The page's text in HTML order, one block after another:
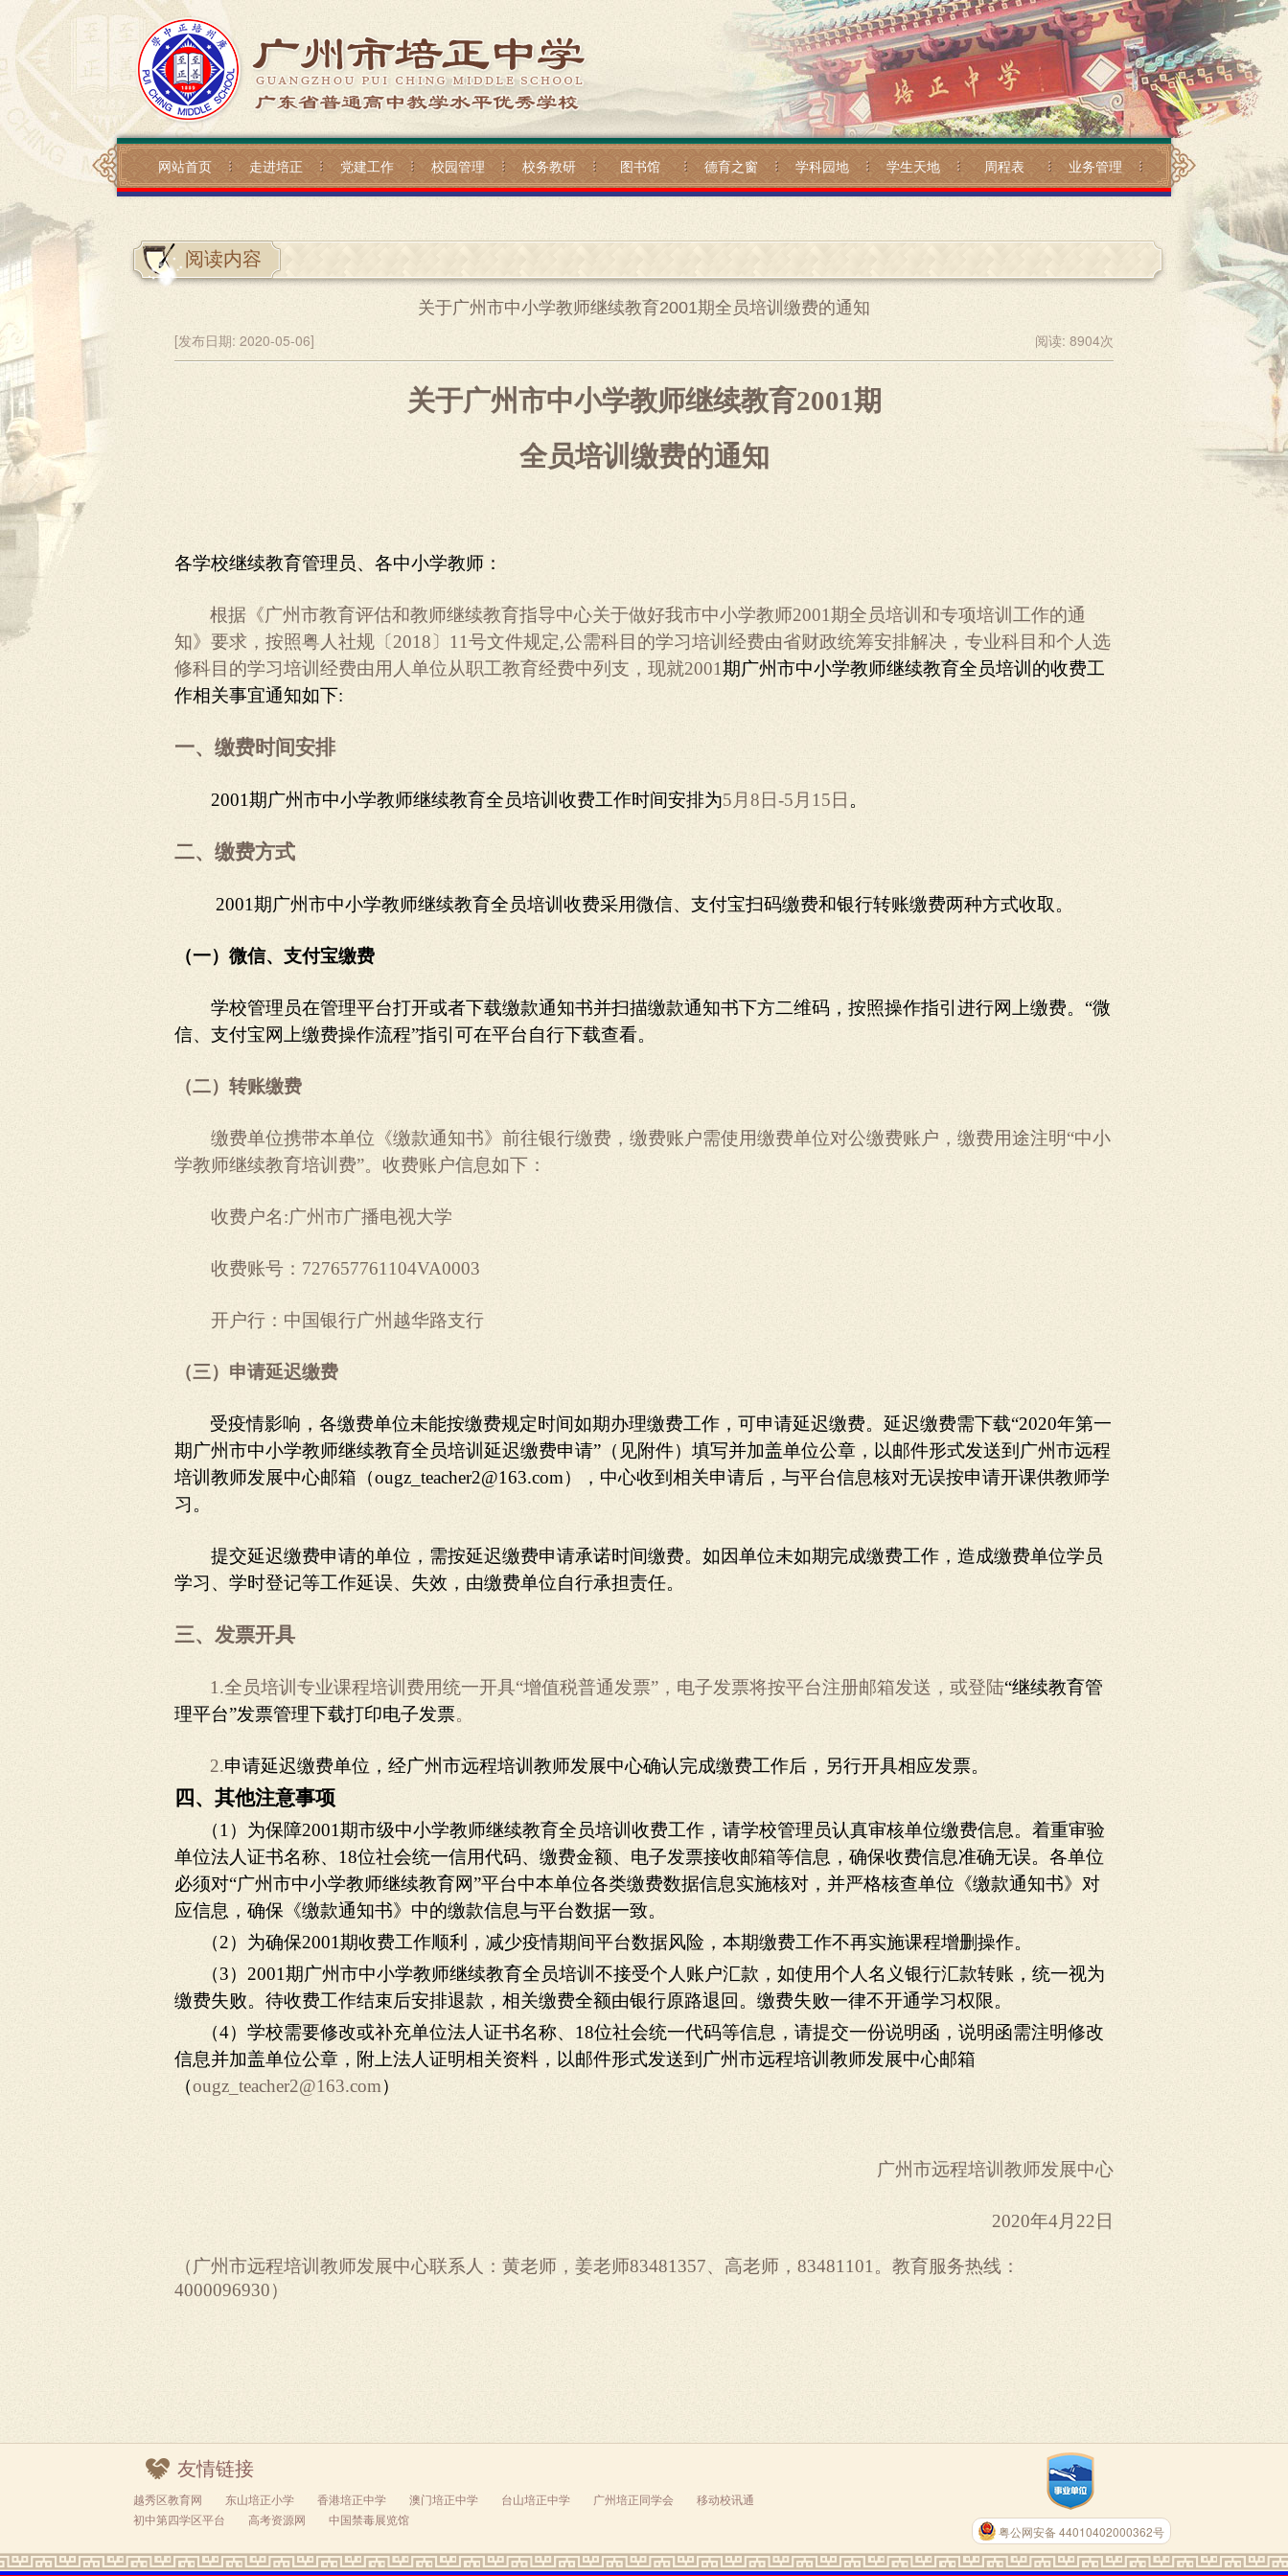
网站首页 走进培正 党建工作 校园管理 校务教研 图书馆 德育之窗 学科园地 学生天地 周程表 业务管理
阅读内容
关于广州市中小学教师继续教育2001期全员培训缴费的通知
[发布日期: 2020-05-06] 阅读: 8904次
关于广州市中小学教师继续教育2001期
全员培训缴费的通知
各学校继续教育管理员、各中小学教师：
根据《广州市教育评估和教师继续教育指导中心关于做好我市中小学教师2001期全员培训和专项培训工作的通
知》要求，按照粤人社规〔2018〕11号文件规定,公需科目的学习培训经费由省财政统筹安排解决，专业科目和个人选
修科目的学习培训经费由用人单位从职工教育经费中列支，现就2001期广州市中小学教师继续教育全员培训的收费工
作相关事宜通知如下:
一、缴费时间安排
2001期广州市中小学教师继续教育全员培训收费工作时间安排为5 月8日-5月15日 。
二、缴费方式
2001期广州市中小学教师继续教育全员培训收费采用微信、支付宝扫码缴费和银行转账缴费两种方式收取。
（一）微信、支付宝缴费
学校管理员在管理平台打开或者下载缴款通知书并扫描缴款通知书下方二维码，按照操作指引进行网上缴费。“微
信、支付宝网上缴费操作流程”指引可在平台自行下载查看。
（二）转账缴费
缴费单位携带本单位《缴款通知书》前往银行缴费，缴费账户需使用缴费单位对公缴费账户，缴费用途注明“中小
学教师继续教育培训费”。收费账户信息如下：
收费户名:广州市广播电视大学
收费账号：727657761104VA0003
开户行：中国银行广州越华路支行
（三）申请延迟缴费
受疫情影响，各缴费单位未能按缴费规定时间如期办理缴费工作，可申请延迟缴费。延迟缴费需下载“2020年第一
期广州市中小学教师继续教育全员培训延迟缴费申请”（见附件）填写并加盖单位公章，以邮件形式发送到广州市远程
培训教师发展中心邮箱（ougz_teacher2@163.com），中心收到相关申请后，与平台信息核对无误按申请开课供教师学
习。
提交延迟缴费申请的单位，需按延迟缴费申请承诺时间缴费。如因单位未如期完成缴费工作，造成缴费单位学员
学习、学时登记等工作延误、失效，由缴费单位自行承担责任。
三、发票开具
1.全员培训专业课程培训费用统一开具“增值税普通发票”，电子发票将按平台注册邮箱发送，或登陆“继续教育管
理平台”发票管理下载打印电子发票。
2.申请延迟缴费单位，经广州市远程培训教师发展中心确认完成缴费工作后，另行开具相应发票。
四、其他注意事项
（1）为保障2001期市级中小学教师继续教育全员培训收费工作，请学校管理员认真审核单位缴费信息。着重审验
单位法人证书名称、18位社会统一信用代码、缴费金额、电子发票接收邮箱等信息，确保收费信息准确无误。各单位
必须对“广州市中小学教师继续教育网”平台中本单位各类缴费数据信息实施核对，并严格核查单位《缴款通知书》对
应信息，确保《缴款通知书》中的缴款信息与平台数据一致。
（2）为确保2001期收费工作顺利，减少疫情期间平台数据风险，本期缴费工作不再实施课程增删操作。
（3）2001期广州市中小学教师继续教育全员培训不接受个人账户汇款，如使用个人名义银行汇款转账，统一视为
缴费失败。待收费工作结束后安排退款，相关缴费全额由银行原路退回。缴费失败一律不开通学习权限。
（4）学校需要修改或补充单位法人证书名称、18位社会统一代码等信息，请提交一份说明函，说明函需注明修改
信息并加盖单位公章，附上法人证明相关资料，以邮件形式发送到广州市远程培训教师发展中心邮箱
（ougz_teacher2@163.com）
广州市远程培训教师发展中心
2020年4月22 日
（广州市远程培训教师发展中心联系人：黄老师，姜老师83481357、高老师，83481101。教育服务热线：
4000096930）
友情链接
越秀区教育网 东山培正小学 香港培正中学 澳门培正中学 台山培正中学 广州培正同学会
移动校讯通
初中第四学区平台
高考资源网 中国禁毒展览馆
粤公网安备 44010402000362号